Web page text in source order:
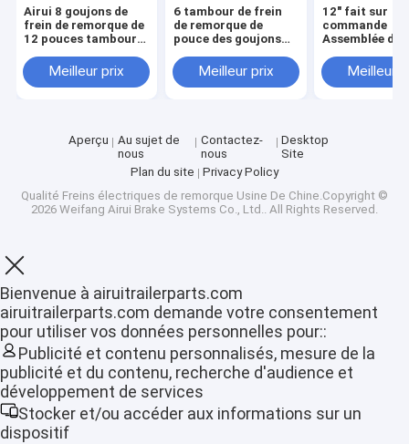
Aperçu
Produits
VR Show
Airui 8 goujons de
frein de remorque de
12 pouces tambour
incidences BD2-865-
17
Meilleur prix
6 tambour de frein
de remorque de
pouce des goujons
remorqueMeilleur prix
12" fait sur
commande
Assemblée
tambour de
remorque
Meilleur
Aperçu
Au sujet de
nous
Contactez-
nous
Desktop
Site
Plan du site
Privacy Policy
Qualité Freins électriques de remorque Usine De Chine.Copyright ©
2026 Weifang Airui Brake Systems Co., Ltd.. All Rights Reserved.
Bienvenue à airuitrailerparts.com
airuitrailerparts.com demande votre consentement
pour utiliser vos données personnelles pour::
Publicité et contenu personnalisés, mesure de la
publicité et du contenu, recherche d'audience et
développement de services
Stocker et/ou accéder aux informations sur un
dispositif